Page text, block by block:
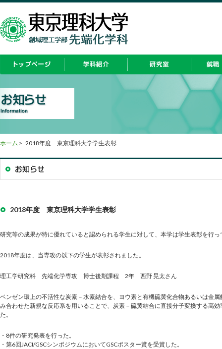
ホーム > 2018年度 東京理科大学学生表彰
2018年度 東京理科大学学生表彰
研究等の成果が特に優れていると認められる学生に対して、本学は学生表彰を行っ
2018年度は、当専攻の以下の学生が表彰されました。
理工学研究科 先端化学専攻 博士後期課程 2年 西野 晃太さん
ベンゼン環上の不活性な炭素－水素結合を、ヨウ素と有機硫黄化合物あるいは金
み合わせた新規な反応系を用いることで、炭素－硫黄結合に直接分子変換する高
た。
・8件の研究発表を行った。
・第6回JACI/GSCシンポジウムにおいてGSCポスター賞を受賞した。